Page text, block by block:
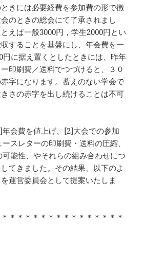
きには必要経費を参加費の形で徴
のときの総会にて了承されまし
えば一般3000円，学生2000円とい
することを基盤にし、年会費を一
円に据え置くとしたときには、昨年
印刷費／送料でつづけると、３０
字になります。蓄えのない学会で
さの赤字を出し続けることは不可
会費を値上げ、[2]大会での参加
スレターの印刷費・送料の圧縮、
能性、やそれらの組み合わせにつ
てきました。その結果、以下のよ
運営委員会として提案いたしま
＊＊＊＊＊＊＊＊＊＊＊＊＊＊＊